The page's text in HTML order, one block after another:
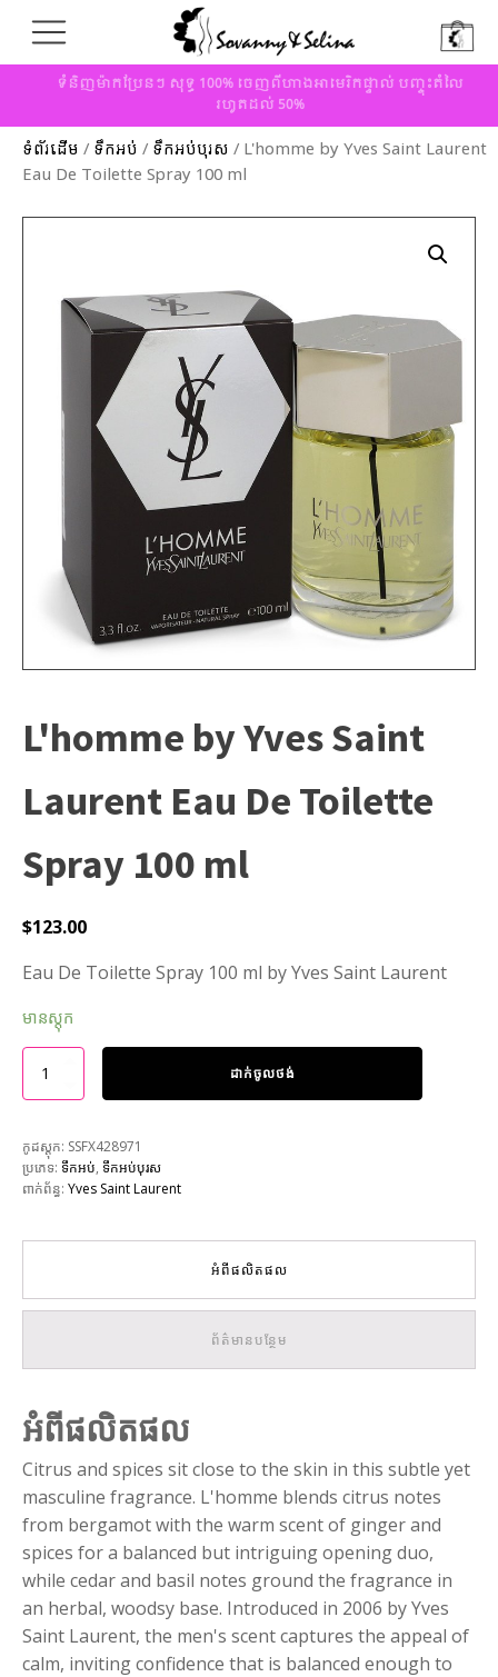
ទំនិញម៉ាកប្រែនៗ សុទ្ធ 100% ចេញពីហាងអាមេរិកផ្ទាល់ បញ្ចុះតំលៃ
រហូតដល់ 50%
ទំព័រដើម / ទឹកអប់ / ទឹកអប់បុរស / L'homme by Yves Saint Laurent
Eau De Toilette Spray 100 ml
L'homme by Yves Saint
Laurent Eau De Toilette
Spray 100 ml
$123.00
Eau De Toilette Spray 100 ml by Yves Saint Laurent
មានស្តុក
ដាក់ចូលថង់
កូដស្តុក: SSFX428971
ប្រភេទ: ទឹកអប់, ទឹកអប់បុរស
ពាក់ព័ន្ធ: Yves Saint Laurent
អំពីផលិតផល
ព័ត៌មានបន្ថែម
អំពីផលិតផល
Citrus and spices sit close to the skin in this subtle yet
masculine fragrance. L'homme blends citrus notes
from bergamot with the warm scent of ginger and
spices for a balanced but intriguing opening duo,
while cedar and basil notes ground the fragrance in
an herbal, woodsy base. Introduced in 2006 by Yves
Saint Laurent, the men's scent captures the appeal of
calm, inviting confidence that is balanced enough to